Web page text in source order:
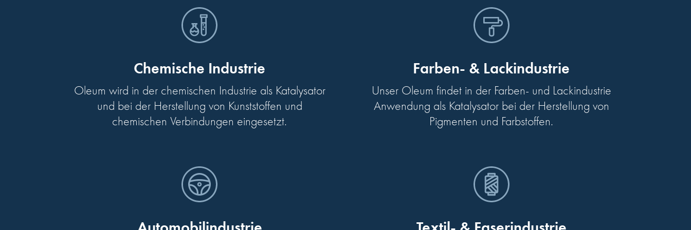
Chemische Industrie
Oleum wird in der chemischen Industrie als Katalysator
und bei der Herstellung von Kunststoffen und
chemischen Verbindungen eingesetzt.
Farben- & Lackindustrie
Unser Oleum findet in der Farben- und Lackindustrie
Anwendung als Katalysator bei der Herstellung von
Pigmenten und Farbstoffen.